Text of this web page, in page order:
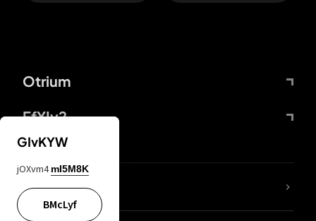
Otrium
FfYIy2
ZbBJcb
GIvKYW
jOXvm4 mI5M8K
BMcLyf